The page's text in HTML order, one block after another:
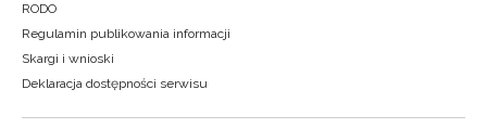
RODO
Regulamin publikowania informacji
Skargi i wnioski
Deklaracja dostępności serwisu